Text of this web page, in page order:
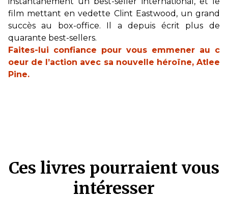
film mettant en vedette Clint Eastwood, un grand
succès au box-office. Il a depuis écrit plus de
quarante best-sellers.
Faites-lui confiance pour vous emmener au c
oeur de l’action avec sa nouvelle héroïne, Atlee
Pine.
Ces livres pourraient vous
intéresser